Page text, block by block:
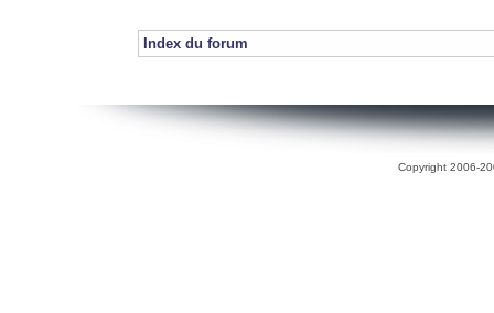
Index du forum
Copyright 2006-